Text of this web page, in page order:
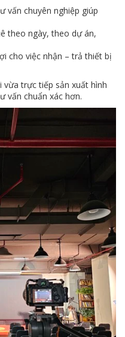
vấn chuyên nghiệp giúp
theo ngày, theo dự án,
cho việc nhận – trả thiết bị
trực tiếp sản xuất hình
vấn chuẩn xác hơn.